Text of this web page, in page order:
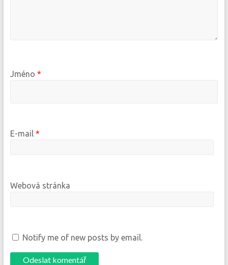
Jméno *
E-mail *
Webová stránka
Notify me of new posts by email.